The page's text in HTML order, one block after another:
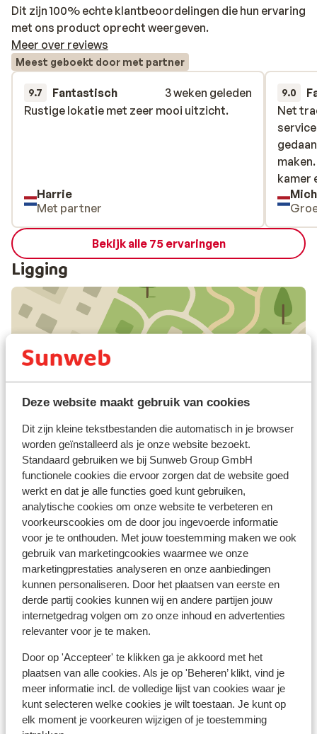
Deze website maakt gebruik van cookies
Dit zijn kleine tekstbestanden die automatisch in je browser
worden geïnstalleerd als je onze website bezoekt.
Standaard gebruiken we bij Sunweb Group GmbH
functionele cookies die ervoor zorgen dat de website goed
werkt en dat je alle functies goed kunt gebruiken,
analytische cookies om onze website te verbeteren en
voorkeurscookies om de door jou ingevoerde informatie
voor je te onthouden. Met jouw toestemming maken we ook
gebruik van marketingcookies waarmee we onze
marketingprestaties analyseren en onze aanbiedingen
kunnen personaliseren. Door het plaatsen van eerste en
derde partij cookies kunnen wij en andere partijen jouw
internetgedrag volgen om zo onze inhoud en advertenties
relevanter voor je te maken.
Door op 'Accepteer' te klikken ga je akkoord met het
plaatsen van alle cookies. Als je op 'Beheren’ klikt, vind je
meer informatie incl. de volledige lijst van cookies waar je
kunt selecteren welke cookies je wilt toestaan. Je kunt op
elk moment je voorkeuren wijzigen of je toestemming
Dit zijn 100% echte klantbeoordelingen die hun ervaring
met ons product oprecht weergeven.
Meer over reviews
Meest geboekt door met partner
9.7 Fantastisch
3 weken geleden
Rustige lokatie met zeer mooi uitzicht.
Rustige lokatie met zeer mooi uitzicht.
Harrie
Met partner
9.0
Net
kamer
Net
kamer
Bekijk alle 75 ervaringen
Ligging
In de buurt
In het centrum
Centrum Hippach: 1 km
Centrum Ramsau: 2 km
Centrum Mayrhofen: 4 km
Centrum Zell am ziller: 5 km
Afstand tot lift/gondel (zomer) circa 850 meter
(Mini)supermarkt: 2 km
Rustig gelegen
Ook interessant voor jou
Andere accommodaties in Tirol